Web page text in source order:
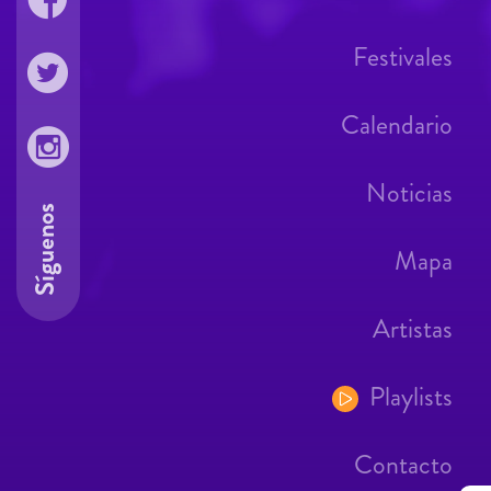
Festivales
Calendario
Noticias
Mapa
Artistas
Playlists
Contacto
Síguenos